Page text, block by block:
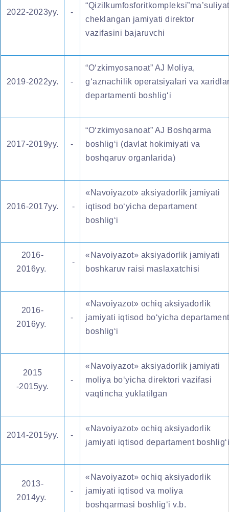
2022-2023yy. -
cheklangan jamiyati direktor
vazifasini bajaruvchi
2019-2022yy. -
“O‘zkimyosanoat” AJ Moliya,
g‘aznachilik operatsiyalari va
departamenti boshlig‘i
2017-2019yy. -
“O‘zkimyosanoat” AJ Boshqarma
boshlig‘i (davlat hokimiyati va
boshqaruv organlarida)
2016-2017yy. -
«Navoiyazot» aksiyadorlik jamiyati
iqtisod bo‘yicha departament
boshlig‘i
2016-
2016yy.
-
«Navoiyazot» aksiyadorlik jamiyati
boshkaruv raisi maslaxatchisi
2016-
2016yy.
-
«Navoiyazot» ochiq aksiyadorlik
jamiyati iqtisod bo‘yicha departament
boshlig‘i
2015
-2015yy.
-
«Navoiyazot» aksiyadorlik jamiyati
moliya bo‘yicha direktori vazifasi
vaqtincha yuklatilgan
2014-2015yy. -
«Navoiyazot» ochiq aksiyadorlik
jamiyati iqtisod departament boshlig‘i
2013-
2014yy.
-
«Navoiyazot» ochiq aksiyadorlik
jamiyati iqtisod va moliya
boshqarmasi boshlig‘i v.b.